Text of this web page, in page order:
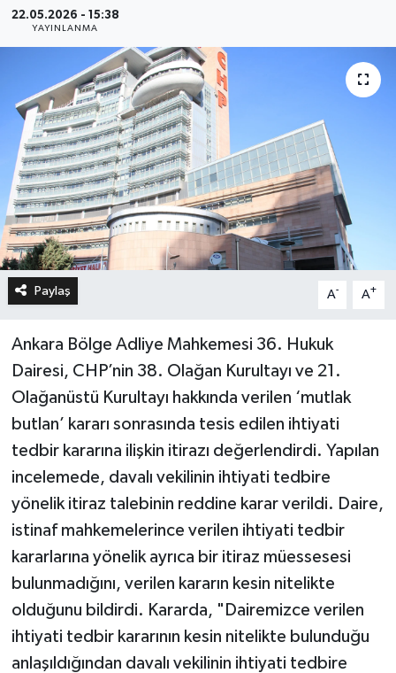
22.05.2026 - 15:38
YAYINLANMA
Paylaş A- A+
Ankara Bölge Adliye Mahkemesi 36. Hukuk
Dairesi, CHP’nin 38. Olağan Kurultayı ve 21.
Olağanüstü Kurultayı hakkında verilen ‘mutlak
butlan’ kararı sonrasında tesis edilen ihtiyati
tedbir kararına ilişkin itirazı değerlendirdi. Yapılan
incelemede, davalı vekilinin ihtiyati tedbire
yönelik itiraz talebinin reddine karar verildi. Daire,
istinaf mahkemelerince verilen ihtiyati tedbir
kararlarına yönelik ayrıca bir itiraz müessesesi
bulunmadığını, verilen kararın kesin nitelikte
olduğunu bildirdi. Kararda, "Dairemizce verilen
ihtiyati tedbir kararının kesin nitelikte bulunduğu
anlaşıldığından davalı vekilinin ihtiyati tedbire